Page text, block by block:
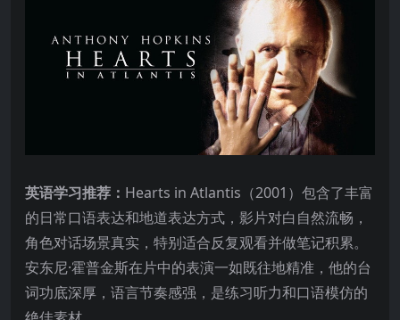
英语学习推荐： Hearts in Atlantis（2001）包含了丰富
的日常口语表达和地道表达方式，影片对白自然流畅，
角色对话场景真实，特别适合反复观看并做笔记积累。
安东尼·霍普金斯在片中的表演一如既往地精准，他的台
词功底深厚，语言节奏感强，是练习听力和口语模仿的